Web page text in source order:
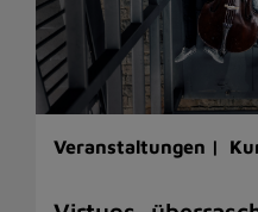
Veranstaltungen |